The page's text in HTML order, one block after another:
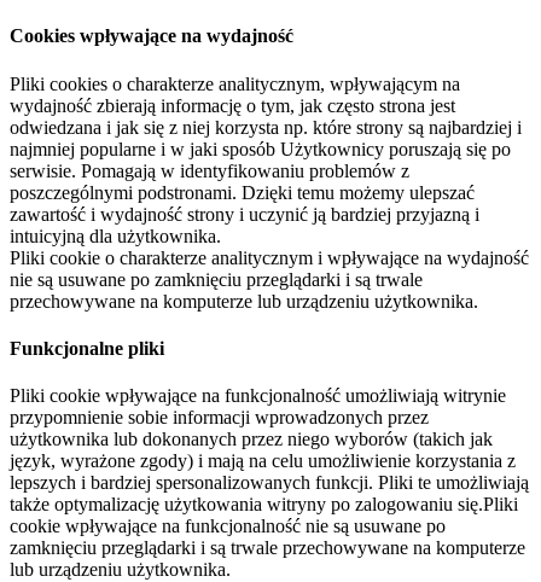
Cookies wpływające na wydajność
Pliki cookies o charakterze analitycznym, wpływającym na
wydajność zbierają informację o tym, jak często strona jest
odwiedzana i jak się z niej korzysta np. które strony są najbardziej i
najmniej popularne i w jaki sposób Użytkownicy poruszają się po
serwisie. Pomagają w identyfikowaniu problemów z
poszczególnymi podstronami. Dzięki temu możemy ulepszać
zawartość i wydajność strony i uczynić ją bardziej przyjazną i
intuicyjną dla użytkownika.
Pliki cookie o charakterze analitycznym i wpływające na wydajność
nie są usuwane po zamknięciu przeglądarki i są trwale
przechowywane na komputerze lub urządzeniu użytkownika.
Funkcjonalne pliki
Pliki cookie wpływające na funkcjonalność umożliwiają witrynie
przypomnienie sobie informacji wprowadzonych przez
użytkownika lub dokonanych przez niego wyborów (takich jak
język, wyrażone zgody) i mają na celu umożliwienie korzystania z
lepszych i bardziej spersonalizowanych funkcji. Pliki te umożliwiają
także optymalizację użytkowania witryny po zalogowaniu się.Pliki
cookie wpływające na funkcjonalność nie są usuwane po
zamknięciu przeglądarki i są trwale przechowywane na komputerze
lub urządzeniu użytkownika.